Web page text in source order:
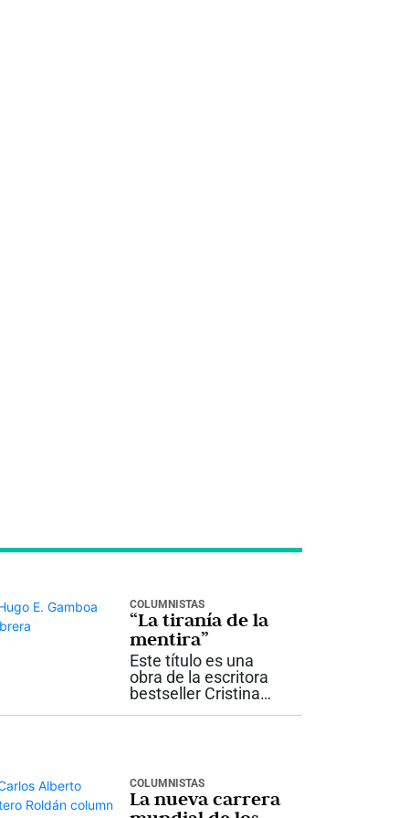
COLUMNISTAS
“La tiranía de la
mentira”
Este título es una
obra de la escritora
bestseller Cristina
investigadora y
ejemplo de
periodistas,
COLUMNISTAS
La nueva carrera